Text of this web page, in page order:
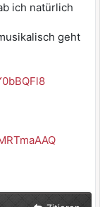
ich natürlich
geht